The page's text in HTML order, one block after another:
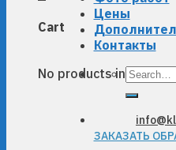
Cart
No products in the cart.
Цены
Контакты
Search
ЗАКАЗАТЬ